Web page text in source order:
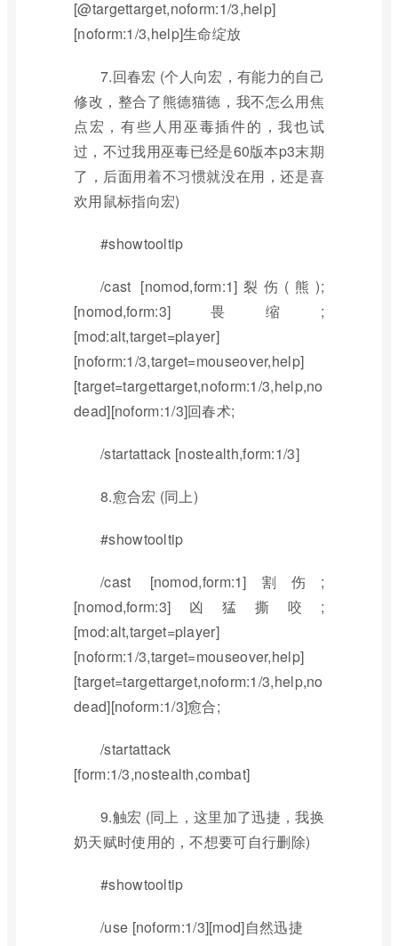
[@targettarget,noform:1/3,help]
[noform:1/3,help]生命绽放
7.回春宏 (个人向宏，有能力的自己
修改，整合了熊德猫德，我不怎么用焦
点宏，有些人用巫毒插件的，我也试
过，不过我用巫毒已经是60版本p3末期
了，后面用着不习惯就没在用，还是喜
欢用鼠标指向宏)
#showtooltip
/cast [nomod,form:1]裂伤(熊);
[nomod,form:3]畏缩;
[mod:alt,target=player]
[noform:1/3,target=mouseover,help]
[target=targettarget,noform:1/3,help,no
dead][noform:1/3]回春术;
/startattack [nostealth,form:1/3]
8.愈合宏 (同上)
#showtooltip
/cast [nomod,form:1]割伤;
[nomod,form:3]凶猛撕咬;
[mod:alt,target=player]
[noform:1/3,target=mouseover,help]
[target=targettarget,noform:1/3,help,no
dead][noform:1/3]愈合;
/startattack
[form:1/3,nostealth,combat]
9.触宏 (同上，这里加了迅捷，我换
奶天赋时使用的，不想要可自行删除)
#showtooltip
/use [noform:1/3][mod]自然迅捷